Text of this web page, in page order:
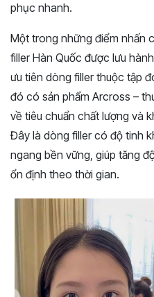
phục nhanh.
Một trong những điểm nhấn
filler Hàn Quốc được lưu
ưu tiên dòng filler thuộc tập
đó có sản phẩm Arcross –
về tiêu chuẩn chất lượng và
Đây là dòng filler có độ tinh
ngang bền vững, giúp tăng
ổn định theo thời gian.